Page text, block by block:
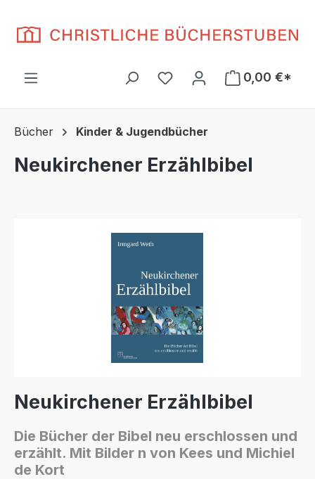
Du hast 0 Produkte auf
0,00 €*
Bücher Kinder & Jugendbücher
Neukirchener Erzählbibel
Neukirchener Erzählbibel
Die Bücher der Bibel neu erschlossen und
erzählt. Mit Bilder n von Kees und Michiel
de Kort